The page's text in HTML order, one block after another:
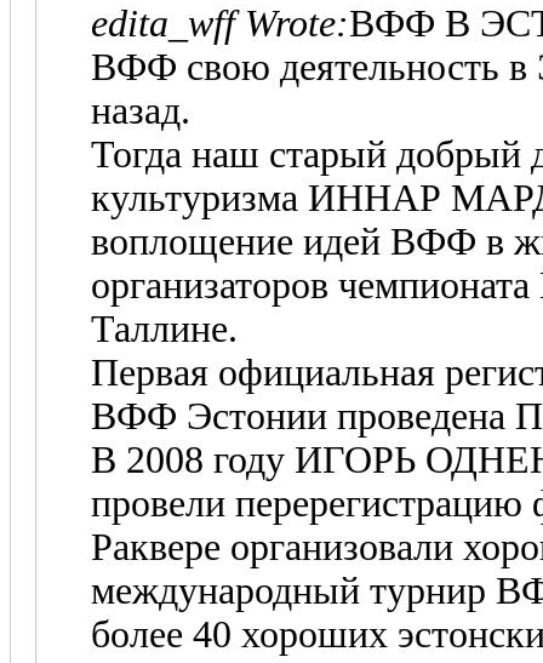
edita_wff Wrote:ВФФ В
ВФФ свою деятельность в
назад.
Тогда наш старый добрый
культуризма ИННАР
воплощение идей ВФФ в
организаторов
Таллине.
Первая официальная
ВФФ Эстонии
В 2008 году ИГОРЬ
провели
Раквере организовали
международный турнир
более 40 хороших